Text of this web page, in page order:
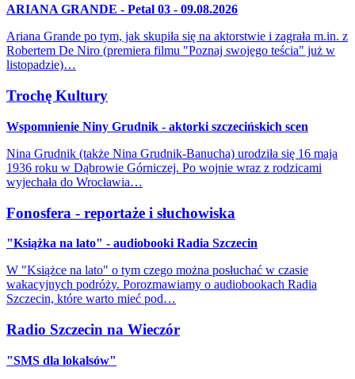
ARIANA GRANDE - Petal 03 - 09.08.2026
Ariana Grande po tym, jak skupiła się na aktorstwie i zagrała m.in. z
Robertem De Niro (premiera filmu "Poznaj swojego teścia" już w
listopadzie)…
Trochę Kultury
Wspomnienie Niny Grudnik - aktorki szczecińskich scen
Nina Grudnik (także Nina Grudnik-Banucha) urodziła się 16 maja
1936 roku w Dąbrowie Górniczej. Po wojnie wraz z rodzicami
wyjechała do Wrocławia…
Fonosfera - reportaże i słuchowiska
"Książka na lato" - audiobooki Radia Szczecin
W "Książce na lato" o tym czego można posłuchać w czasie
wakacyjnych podróży. Porozmawiamy o audiobookach Radia
Szczecin, które warto mieć pod…
Radio Szczecin na Wieczór
"SMS dla lokalsów"